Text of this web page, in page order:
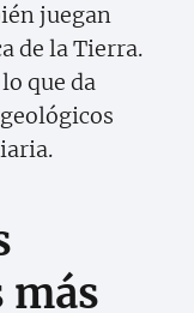
juegan
de la Tierra.
que da
más